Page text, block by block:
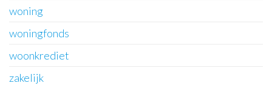
woning
woningfonds
woonkrediet
zakelijk